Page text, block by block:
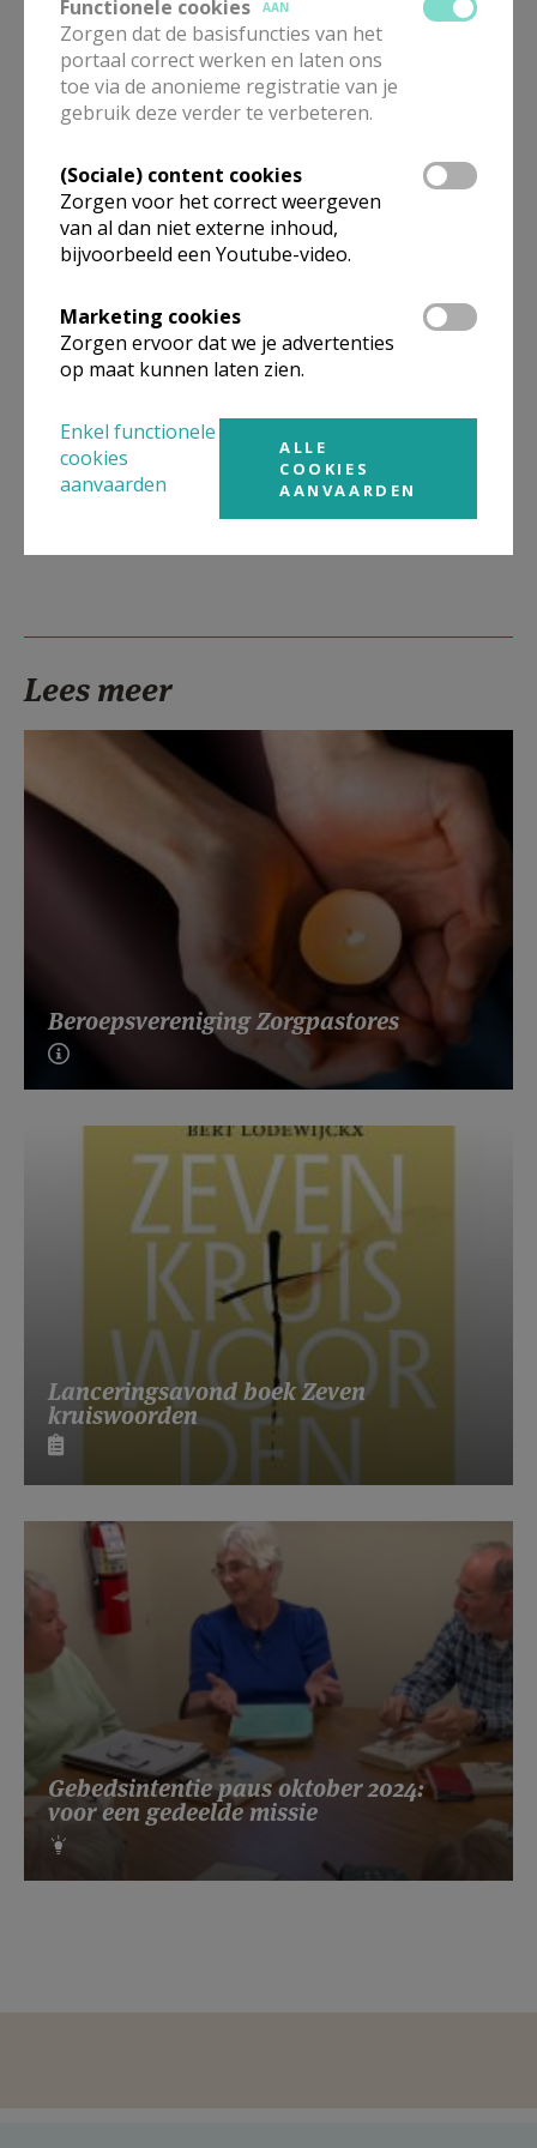
Gepubliceerd door
Tertio
Meer
Deel dit artikel
Lees meer
Beroepsvereniging Zorgpastores
Lanceringsavond boek Zeven
kruiswoorden
Gebedsintentie paus oktober 2024:
voor een gedeelde missie
Functionele cookies
AAN
Zorgen dat de basisfuncties van het
portaal correct werken en laten ons
toe via de anonieme registratie van je
gebruik deze verder te verbeteren.
(Sociale) content cookies
Zorgen voor het correct weergeven
van al dan niet externe inhoud,
bijvoorbeeld een Youtube-video.
Marketing cookies
Zorgen ervoor dat we je advertenties
op maat kunnen laten zien.
Enkel functionele
cookies
aanvaarden
ALLE
COOKIES
AANVAARDEN